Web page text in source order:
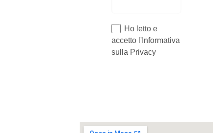
Ho letto e
accetto l'Informativa
sulla Privacy